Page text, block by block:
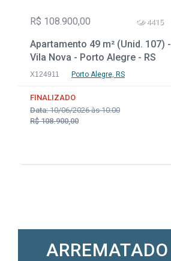
R$ 108.900,00 4415
Apartamento 49 m² (Unid. 107) -
Vila Nova - Porto Alegre - RS
X124911 Porto Alegre, RS
FINALIZADO
Data:10/06/2026 às 10:00
R$ 108.900,00
ARREMATADO